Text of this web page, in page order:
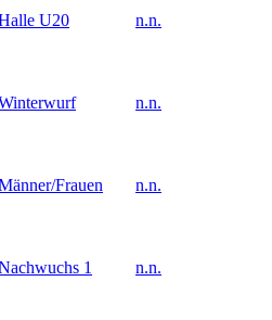
U20 n.n.
n.n.
Frauen n.n.
1 n.n.